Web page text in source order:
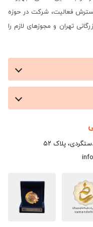
همانند نبشی کشی
اغلب از این کار
گسترش فعالیت، شرکت در حوزه
تهران و مجوزهای لازم را
پلاک ۵۲